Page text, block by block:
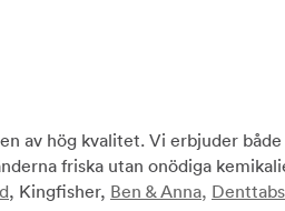
av hög kvalitet. Vi erbjuder
friska utan onödiga
, Kingfisher, Ben & Anna, Denttabs